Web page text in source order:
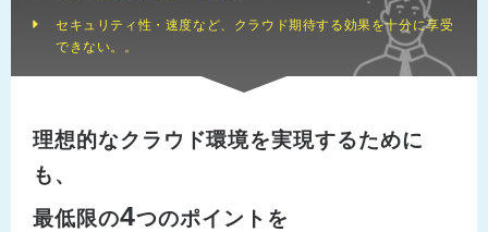
セキュリティ性・速度など、クラウド期待する効果を十分に享受
できない。。
理想的なクラウド環境を実現するために
も、
最低限の4つのポイントを